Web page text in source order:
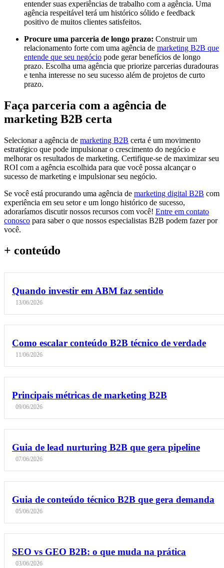
entender suas experiências de trabalho com a agência. Uma
agência respeitável terá um histórico sólido e feedback
positivo de muitos clientes satisfeitos.
Procure uma parceria de longo prazo: Construir um
relacionamento forte com uma agência de marketing B2B que
entende que seu negócio pode gerar benefícios de longo
prazo. Escolha uma agência que priorize parcerias duradouras
e tenha interesse no seu sucesso além de projetos de curto
prazo.
Faça parceria com a agência de
marketing B2B certa
Selecionar a agência de marketing B2B certa é um movimento
estratégico que pode impulsionar o crescimento do negócio e
melhorar os resultados de marketing. Certifique-se de maximizar seu
ROI com a agência escolhida para que você possa alcançar o
sucesso de marketing e impulsionar seu negócio.
Se você está procurando uma agência de marketing digital B2B com
experiência em seu setor e um longo histórico de sucesso,
adoraríamos discutir nossos recursos com você! Entre em contato
conosco para saber o que nossos especialistas B2B podem fazer por
você.
+ conteúdo
Quando investir em ABM faz sentido
13/06/2026
Como escalar conteúdo B2B técnico de verdade
11/06/2026
Principais métricas de marketing B2B
09/06/2026
Guia de lead nurturing B2B que gera pipeline
07/06/2026
Guia de conteúdo técnico B2B que gera demanda
05/06/2026
SEO vs GEO B2B: o que muda na prática
03/06/2026